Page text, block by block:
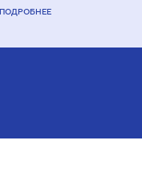
ПОДРОБНЕЕ